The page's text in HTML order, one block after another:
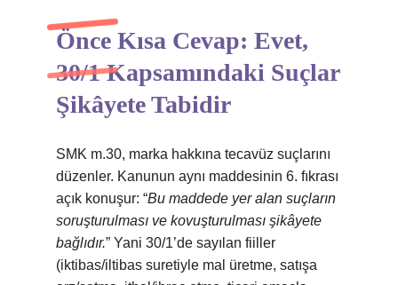
Önce Kısa Cevap: Evet,
30/1 Kapsamındaki Suçlar
Şikâyete Tabidir
SMK m.30, marka hakkına tecavüz suçlarını
düzenler. Kanunun aynı maddesinin 6. fıkrası
açık konuşur: “Bu maddede yer alan suçların
soruşturulması ve kovuşturulması şikâyete
bağlıdır.” Yani 30/1’de sayılan fiiller
(iktibas/iltibas suretiyle mal üretme, satışa